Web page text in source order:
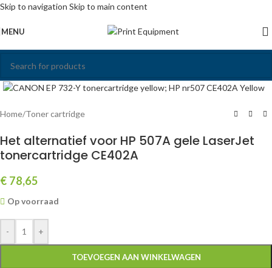
Skip to navigation Skip to main content
MENU
Click to enlarge
Home/Toner cartridge
Het alternatief voor HP 507A gele LaserJet
tonercartridge CE402A
€ 78,65
Op voorraad
- +
TOEVOEGEN AAN WINKELWAGEN